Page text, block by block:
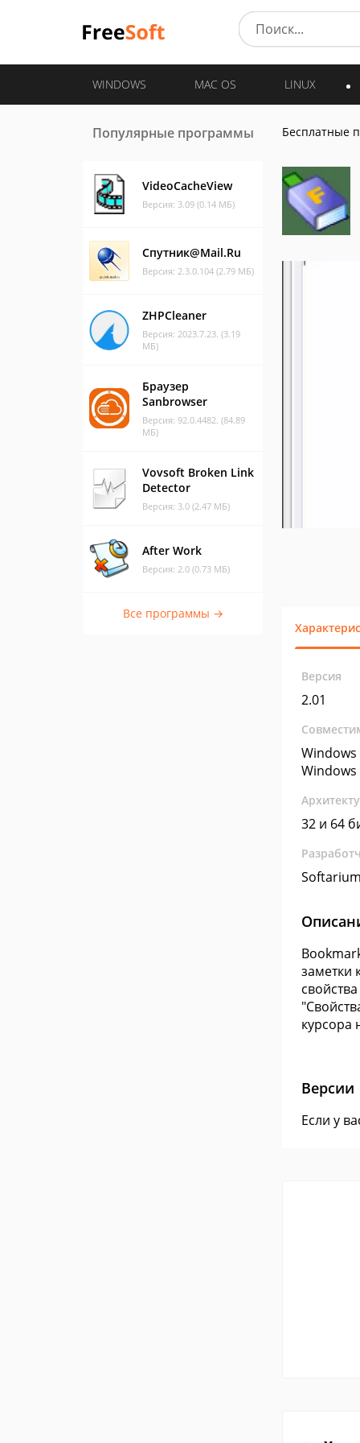
WINDOWS MAC OS LINUX
Популярные программы
VideoCacheView
Версия: 3.09 (0.14 МБ)
Спутник@Mail.Ru
Версия: 2.3.0.104 (2.79 МБ)
ZHPCleaner
Версия: 2023.7.23. (3.19
МБ)
Браузер
Sanbrowser
Версия: 92.0.4482. (84.89
МБ)
Vovsoft Broken Link
Detector
Версия: 3.0 (2.47 МБ)
After Work
Версия: 2.0 (0.73 МБ)
Все программы →
Бесплатные
Версия
2.01
Windows
Windows
32 и 64
заметки
курсора
Версии
Если у